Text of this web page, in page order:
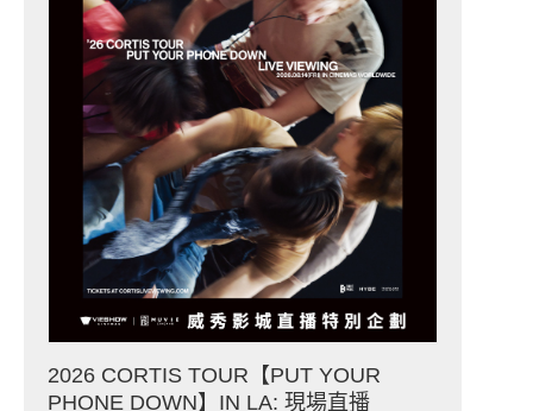
2026 CORTIS TOUR【PUT YOUR
PHONE DOWN】IN LA: 現場直播